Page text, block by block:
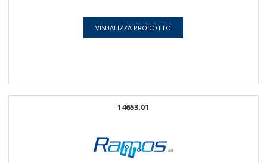
VISUALIZZA PRODOTTO
14653.01